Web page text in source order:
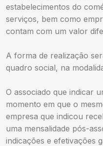
estabelecimentos do
serviços, bem como
contam com um valor
A forma de realização
quadro social, na
O associado que indicar
momento em que o
empresa que indicou
uma mensalidade pós-
indicações e efetivações